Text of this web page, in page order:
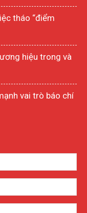
tháo “điểm
hiệu trong và
vai trò báo chí